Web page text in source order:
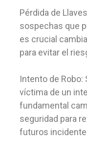
Pérdida de
sospechas que
es crucial
para evitar el
Intento de Robo:
víctima de un
fundamental
seguridad para
futuros